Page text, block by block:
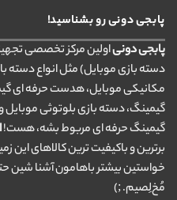
پابجی دونی رو بشناسید!
پابجی دونیاولین مرکز تخصصی
دسته بازی موبایل) مثل انواع دسته
مکانیکی موبایل، هدست حرفه ای
گیمینگ، دسته بازی بلوتوثی موبایل
گیمینگ حرفه ای مربوط بشه، هست!
برترین و باکیفیت ترین کالاهای این
خواستین بیشتر باهامون آشنا شین
مُخ‌لِصیم. ;)